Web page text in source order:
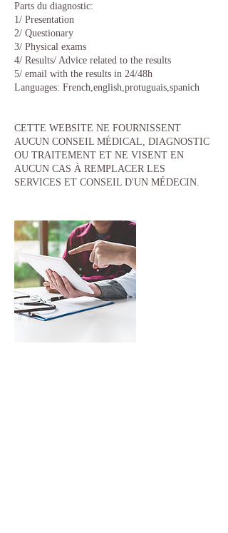
Parts du diagnostic:
1/ Presentation
2/ Questionary
3/ Physical exams
4/ Results/ Advice related to the results
5/ email with the results in 24/48h
Languages: French,english,protuguais,spanich
CETTE WEBSITE NE FOURNISSENT
AUCUN CONSEIL MÉDICAL, DIAGNOSTIC
OU TRAITEMENT ET NE VISENT EN
AUCUN CAS À REMPLACER LES
SERVICES ET CONSEIL D'UN MÉDECIN.